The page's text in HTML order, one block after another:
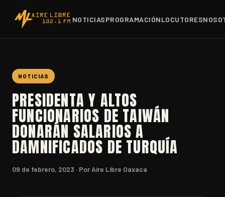
NOTICIASPROGRAMACIÓNLOCUTORES
NOTICIAS
PRESIDENTA Y ALTOS
FUNCIONARIOS DE TAIWÁN
DONARÁN SALARIOS A
DAMNIFICADOS DE TURQUÍA
09 de febrero, 2023 · Por Aire Libre Oaxaca